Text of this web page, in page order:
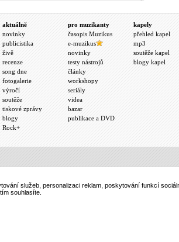
aktuálně
novinky
publicistika
živě
recenze
song dne
fotogalerie
výročí
soutěže
tiskové zprávy
blogy
Rock+
pro muzikanty
časopis Muzikus
e-muzikus
novinky
testy nástrojů
články
workshopy
seriály
videa
bazar
publikace a DVD
kapely
přehled kapel
mp3
soutěže kapel
blogy kapel
služeb, personalizaci reklam, poskytování funkcí
souhlasíte.